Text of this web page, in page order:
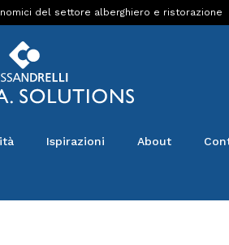
del settore alberghiero e ristorazione
Ispirazioni About